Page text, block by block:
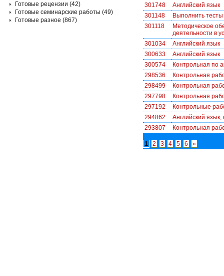
301748
Английский язык
301148
Выполнить тесты
301118
Методическое
деятельности в
301034
Английский язык
300633
Английский язык
300574
Контрольная по
298536
Контрольная
298499
Контрольная
297798
Контрольная
297192
Контрольные
294862
Английский язык,
293807
Контрольная
1 2 3 4 5 6 »
Готовые рецензии (42)
Готовые семинарские работы (49)
Готовые разное (867)